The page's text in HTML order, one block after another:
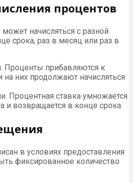
процентов
начисляться с разной
срока, раз в месяц или раз в
Проценты прибавляются к
них продолжают начисляться
Процентная ставка умножается
и возвращается в конце срока.
в условиях предоставления
фиксированное количество